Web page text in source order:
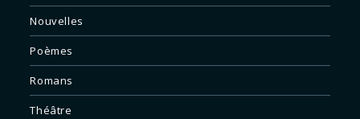
Nouvelles
Poèmes
Romans
Théâtre